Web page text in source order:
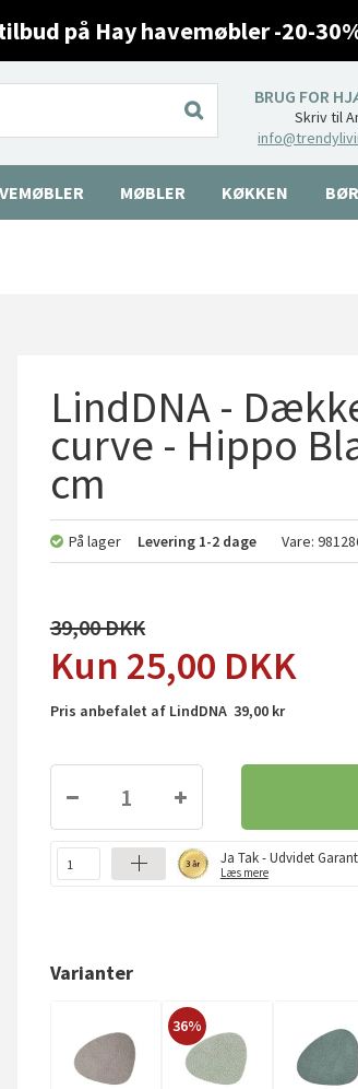
på Hay havemøbler -20-
BRUG FOR
Skriv til
MØBLER KØKKEN
LindDNA -
curve - Hippo
cm
På lager Levering 1-2 dage Vare:
39,00
25,00 DKK
Pris anbefalet af LindDNA 39,00 kr
Ja Tak - Udvidet
Læs mere
Varianter
36%